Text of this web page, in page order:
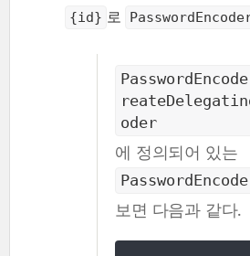
{id} 로
oder
에 정의되어 있는
보면 다음과 같다.